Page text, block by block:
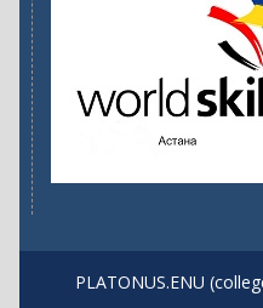
Барлық құқықтар